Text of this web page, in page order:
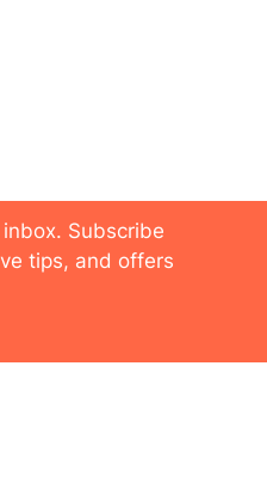
Subscribe
tips, and offers